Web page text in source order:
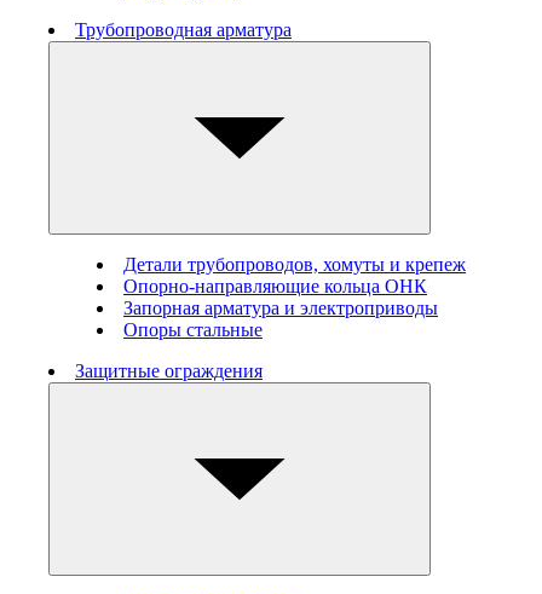
Трубопроводная арматура
Детали трубопроводов, хомуты и крепеж
Опорно-направляющие кольца ОНК
Запорная арматура и электроприводы
Опоры стальные
Защитные ограждения